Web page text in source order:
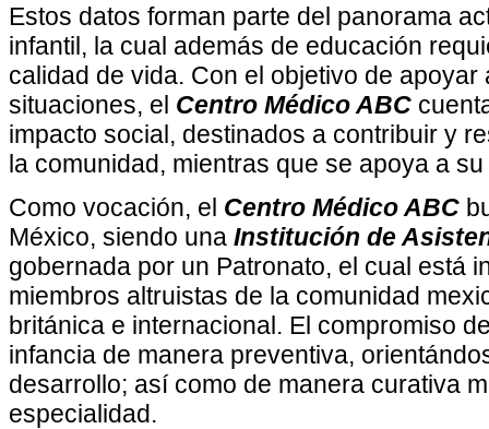
Estos datos forman parte del panorama
infantil, la cual además de educación
calidad de vida. Con el objetivo de apoyar
situaciones, el Centro Médico ABC
impacto social, destinados a contribuir y
la comunidad, mientras que se apoya a
Como vocación, el Centro Médico ABC
México, siendo una Institución de
gobernada por un Patronato, el cual está
miembros altruistas de la comunidad
británica e internacional. El compromiso
infancia de manera preventiva,
desarrollo; así como de manera curativa
especialidad.